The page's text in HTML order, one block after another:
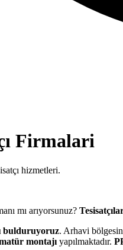
Firmalari
hizmetleri.
mı arıyorsunuz?
bulduruyoruz. Arhavi
montajı yapılmaktadır.